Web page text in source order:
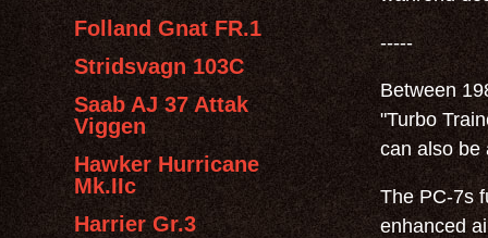
-----
Between
"Turbo
can also be
The PC-7s
enhanced
Folland Gnat FR.1
Stridsvagn 103C
Saab AJ 37 Attak
Viggen
Hawker Hurricane
Mk.IIc
Harrier Gr.3